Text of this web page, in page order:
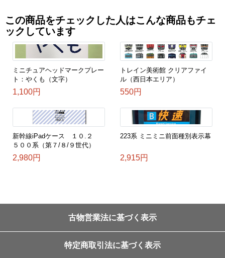
この商品をチェックした人はこんな商品もチェ
ックしています
ミニチュアヘッドマークプレー
ト：やくも（文字）
1,100円
トレイン美術館 クリアファイ
ル（西日本エリア）
550円
新幹線iPadケース １０.２
５００系（第７/８/９世代）
2,980円
223系 ミニミニ前面種別表示幕
2,915円
古物営業法に基づく表示
特定商取引法に基づく表示